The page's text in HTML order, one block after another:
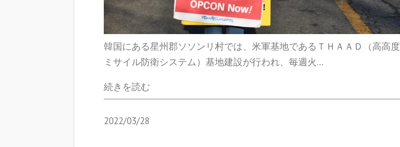
韓国にある星州郡ソソンリ村では、米軍基地であるＴＨＡＡＤ（高高度
ミサイル防衛システム）基地建設が行われ、毎週火…
続きを読む
2022/03/28